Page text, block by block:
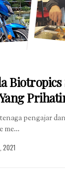
pengajar
me…
2021